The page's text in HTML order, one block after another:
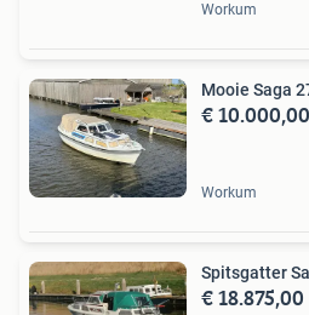
Workum
Mooie Saga
€ 10.000,00
Workum
Spitsgatter
€ 18.875,00